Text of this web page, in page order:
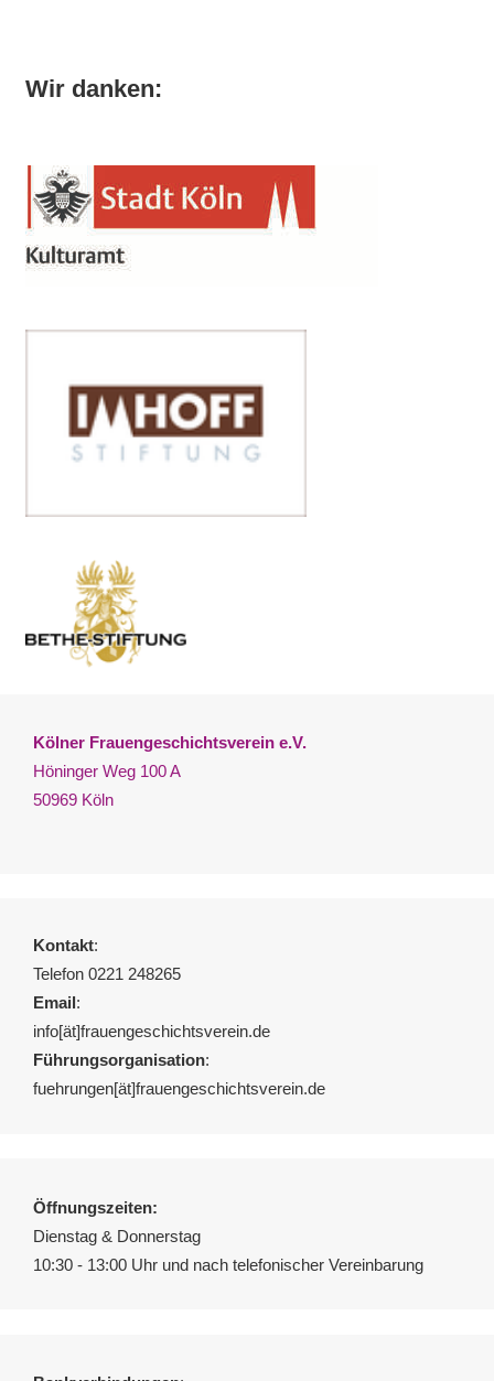
Wir danken:
Kölner Frauengeschichtsverein e.V.
Höninger Weg 100 A
50969 Köln
Kontakt:
Telefon 0221 248265
Email:
info[ät]frauengeschichtsverein.de
Führungsorganisation:
fuehrungen[ät]frauengeschichtsverein.de
Öffnungszeiten:
Dienstag & Donnerstag
10:30 - 13:00 Uhr und nach telefonischer Vereinbarung